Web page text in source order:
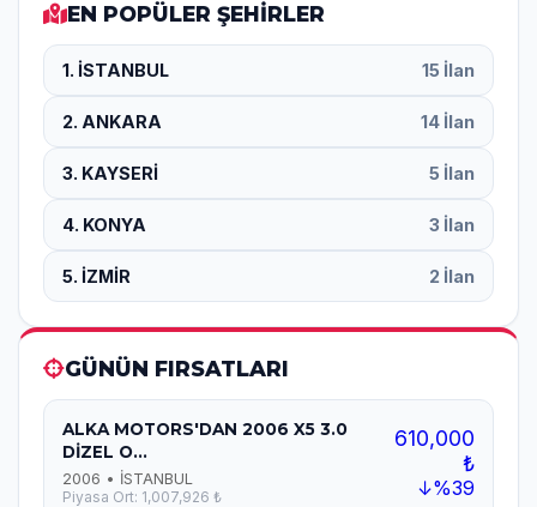
EN POPÜLER ŞEHİRLER
1. İSTANBUL 15 İlan
2. ANKARA 14 İlan
3. KAYSERİ 5 İlan
4. KONYA 3 İlan
5. İZMİR 2 İlan
GÜNÜN FIRSATLARI
ALKA MOTORS'DAN 2006 X5 3.0
DİZEL O...
2006 • İSTANBUL
Piyasa Ort: 1,007,926 ₺
610,000
₺
↓%39